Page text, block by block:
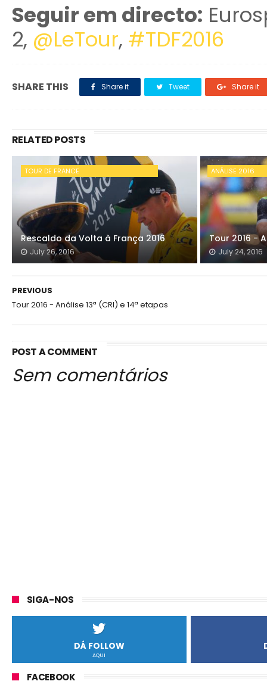
Seguir em directo:
2, @LeTour, #TDF2016
SHARE THIS Share it Tweet Share it
RELATED POSTS
TOUR DE FRANCE
Rescaldo da Volta à França 2016
July 26, 2016
ANÁLISE 2016
Tour 2016 -
July 24, 2016
PREVIOUS
Tour 2016 - Análise 13ª (CRI) e 14ª etapas
POST A COMMENT
Sem comentários
SIGA-NOS
DÁ FOLLOW
AQUI
FACEBOOK